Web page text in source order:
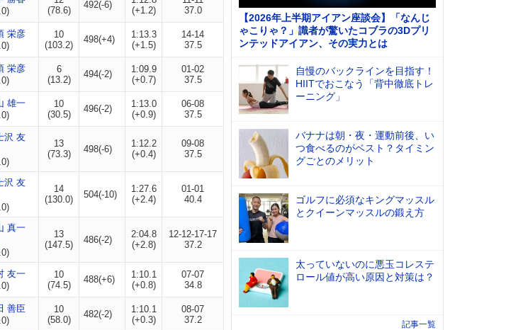
(78.6)
492(-6)
(+1.2)
37.0
栄彦
10
(103.2)
498(+4)
1:13.3
(+1.5)
14-14
37.5
栄彦
6
(13.2)
494(-2)
1:09.9
(+0.7)
01-02
37.5
雄一
10
(30.5)
496(-2)
1:13.0
(+0.9)
06-08
37.5
沢 友
13
(73.3)
498(-6)
1:12.2
(+0.4)
09-08
37.5
沢 友
14
(130.0)
504(-10)
1:27.6
(+2.4)
01-01
40.4
真一
13
(147.5)
486(-2)
2:04.8
(+2.8)
12-12-17-17
37.2
友一
10
(74.5)
488(+6)
1:10.1
(+0.8)
07-07
34.8
善臣
10
(58.0)
482(-2)
1:10.1
(+0.3)
08-07
37.2
【2026年上半期アイアン座談会】「なんじ
ゃこりゃ？」識者が驚いたコブラの3Dプリ
ンテッドアイアン、その実力とは
自慢のバックラインを目指す！
HIITでおこなう「背中徹底トレ
ーニング」
バナナは朝・夜・運動前後、い
つ食べるのがベスト？タイミン
グごとのメリット
ゴルフに必須なキングマッスル
とクイーンマッスルの鍛え方
太っていないのに悪玉コレステ
ロール値が高い原因と対策は？
記事一覧